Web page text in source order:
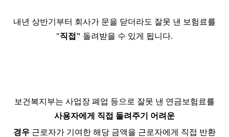
내년 상반기부터 회사가 문을 닫더라도 잘못 낸 보험료를
"직접" 돌려받을 수 있게 됩니다.
보건복지부는 사업장 폐업 등으로 잘못 낸 연금보험료를
사용자에게 직접 돌려주기 어려운
경우 근로자가 기여한 해당 금액을 근로자에게 직접 반환